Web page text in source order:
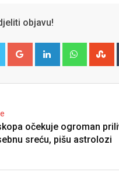
objavu!
Google+ LinkedIn Whatsapp
očekuje ogroman
sreću, pišu astrolozi